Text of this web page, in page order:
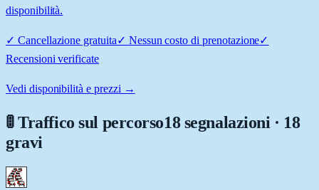
disponibilità.
✓ Cancellazione gratuita✓ Nessun costo di prenotazione✓
Recensioni verificate
Vedi disponibilità e prezzi →
🚦 Traffico sul percorso18 segnalazioni · 18
gravi